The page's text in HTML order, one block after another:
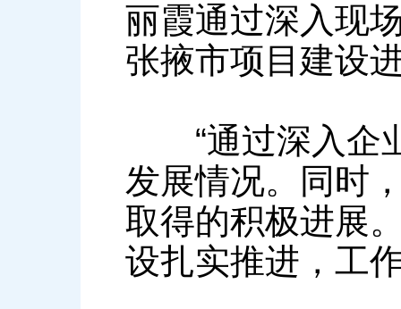
丽霞通过深入现
张掖市项目建设
“通过深入企业
发展情况。同时
取得的积极进展
设扎实推进，工